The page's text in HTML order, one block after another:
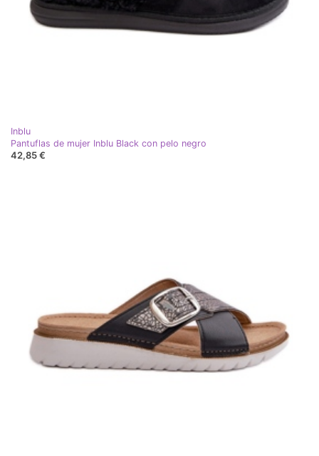
Inblu
Pantuflas de mujer Inblu Black con pelo negro
42,85 €